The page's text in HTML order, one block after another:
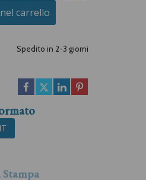
carrello
Spedito in 2-3 giorni
Stampa